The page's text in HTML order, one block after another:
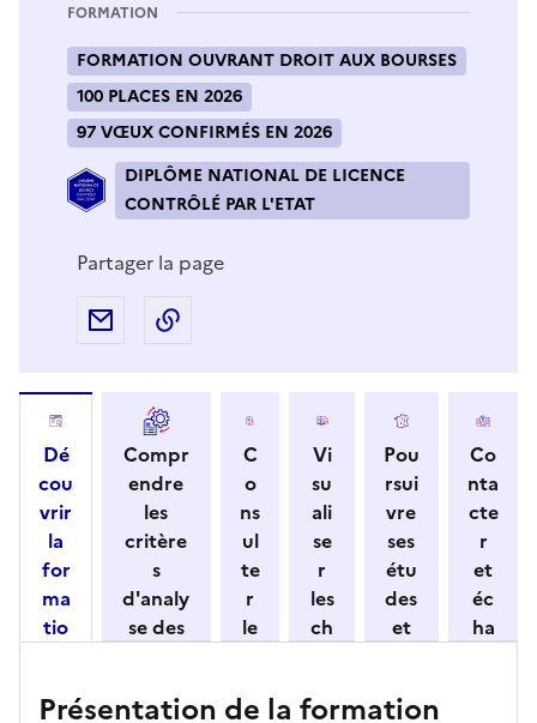
FORMATION
FORMATION OUVRANT DROIT AUX BOURSES
100 PLACES EN 2026
97 VŒUX CONFIRMÉS EN 2026
DIPLÔME NATIONAL DE LICENCE
CONTRÔLÉ PAR L'ETAT
Partager la page
Partager par e-mail
Dé
cou
vrir
la
for
ma
tio
ses
Compr
endre
les
critère
s
d'analy
se des
par
C
o
ns
ul
te
r
le
o
Vi
su
ali
se
r
les
ch
s
Pou
rsui
vre
ses
étu
des
et
re
Co
nta
cte
r
et
éc
ha
Présentation de la formation